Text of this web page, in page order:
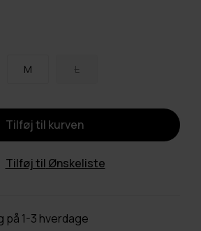
M L
Tilføj til Ønskeliste
på 1-3 hverdage